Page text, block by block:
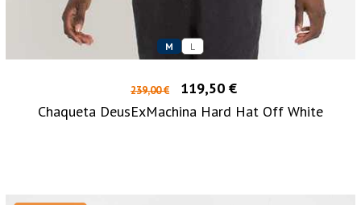
M L
239,00 €
119,50 €
Chaqueta DeusExMachina Hard Hat Off White